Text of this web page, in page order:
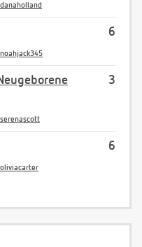
danaholland
6
noahjack345
3
serenascott
6
oliviacarter